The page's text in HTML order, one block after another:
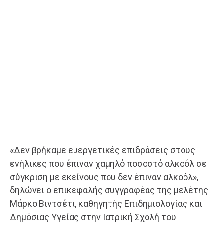
«Δεν βρήκαμε ευεργετικές επιδράσεις στους
ενήλικες που έπιναν χαμηλό ποσοστό αλκοόλ σε
σύγκριση με εκείνους που δεν έπιναν αλκοόλ»,
δηλώνει ο επικεφαλής συγγραφέας της μελέτης
Μάρκο Βιντσέτι, καθηγητής Επιδημιολογίας και
Δημόσιας Υγείας στην Ιατρική Σχολή του